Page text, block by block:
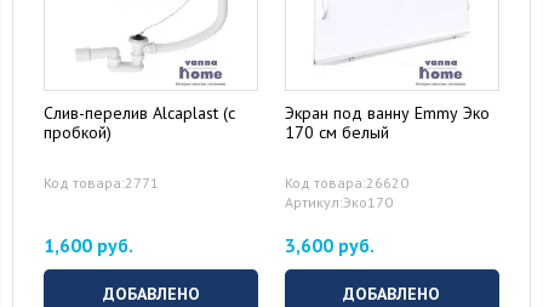
Слив-перелив Alcaplast (с
пробкой)
Код товара:2771
1,600 руб.
ДОБАВЛЕНО
Экран под ванну Emmy Эко
170 см белый
Код товара:26620
Артикул:Эко170
3,600 руб.
ДОБАВЛЕНО